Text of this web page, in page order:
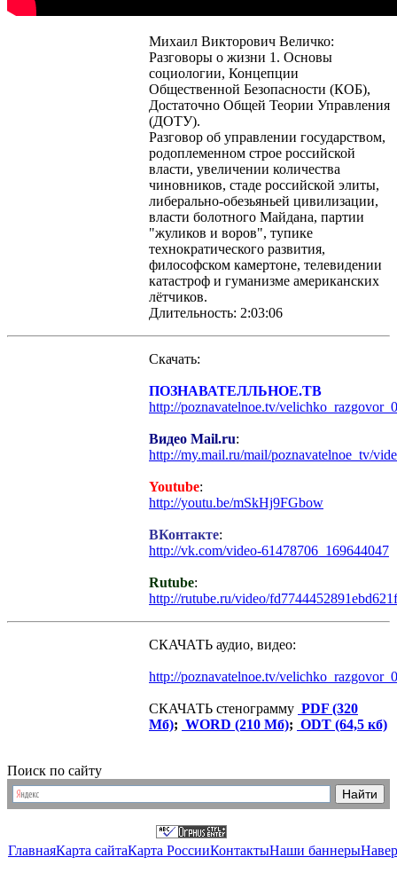
Михаил Викторович Величко:
Разговоры о жизни 1. Основы
социологии, Концепции
Общественной Безопасности (КОБ),
Достаточно Общей Теории Управления
(ДОТУ).
Разговор об управлении государством,
родоплеменном строе российской
власти, увеличении количества
чиновников, стаде российской элиты,
либерально-обезьяньей цивилизации,
власти болотного Майдана, партии
"жуликов и воров", тупике
технократического развития,
философском камертоне, телевидении
катастроф и гуманизме американских
лётчиков.
Длительность: 2:03:06
Скачать:
ПОЗНАВАТЕЛЛЬНОЕ.ТВ
http://poznavatelnoe.tv/
Видео Mail.ru:
http://my.mail.ru/mail/poznavatelnoe_tv/
Youtube:
http://youtu.be/mSkHj9FGbow
ВКонтакте:
http://vk.com/video-61478706_169644047
Rutube:
http://rutube.ru/video/
СКАЧАТЬ аудио, видео:
http://poznavatelnoe.tv/
СКАЧАТЬ стенограмму PDF (320
Мб); WORD (210 Мб); ODT (64,5 кб)
Поиск по сайту
ГлавнаяКарта сайтаКарта РоссииКонтактыНаши баннеры